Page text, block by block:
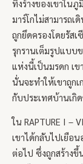
ทิ้งร้างของเขาใน
มาร์โกไม่สามารถ
ถูกยึดครองโดยรัสเ
รุกรานเต็มรูปแบบ
แห่งนี้เป็นมรดก เข
นั่นจะทำให้เขาถูก
กับประเทศบ้านเกิ
ใน RAPTURE I –
เขาได้กลับไปเยือ
ต่อไป ซึ่งถูกสร้าง